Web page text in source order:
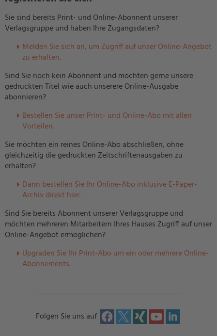
Sie sind bereits Print- und Online-Abonnent unserer
Verlagsgruppe und haben Ihre Zugangsdaten?
Melden Sie sich an, um Zugriff auf unser Online-Angebot
zu erhalten.
Sind Sie noch kein Abonnent und möchten gerne unsere
gedruckten Titel wie auch unserere Online-Ausgabe
abonnieren?
Bestellen Sie unser Print- und Online-Abo mit allen
Vorteilen.
Sie möchten ein reines Online-Abo abschließen, ohne
gleichzeitig die gedruckten Zeitschriftenausgaben zu
erhalten?
Dann bestellen Sie Ihr Online-Abo inklusive E-Paper-
Archiv direkt hier.
Sind Sie bereits Abonnent unserer Verlagsgruppe und
möchten mehreren Mitarbeitern Ihres Hauses Zugriff auf unser
Online-Angebot ermöglichen?
Upgraden Sie Ihr Print-Abo um ein oder mehrere Online-
Abonnements.
Folgen Sie uns auf